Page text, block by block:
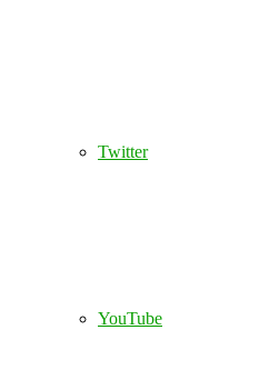
Twitter
YouTube